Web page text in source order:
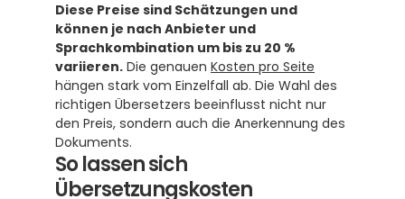
Diese Preise sind Schätzungen und
können je nach Anbieter und
Sprachkombination um bis zu 20 %
variieren. Die genauen Kosten pro Seite
hängen stark vom Einzelfall ab. Die Wahl des
richtigen Übersetzers beeinflusst nicht nur
den Preis, sondern auch die Anerkennung des
Dokuments.
So lassen sich
Übersetzungskosten